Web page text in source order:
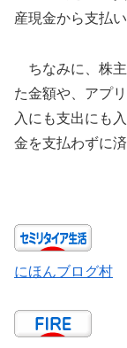
産現金から支払い
ちなみに、株主
た金額や、アプ
入にも支出にも
金を支払わずに済
にほんブログ村